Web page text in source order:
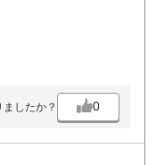
メンテ、客層、完璧で
したか？ 0